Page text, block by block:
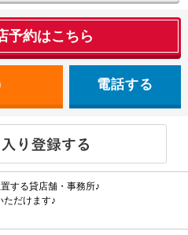
予約はこちら
電話する
する貸店舗・事務所♪
ただけます♪